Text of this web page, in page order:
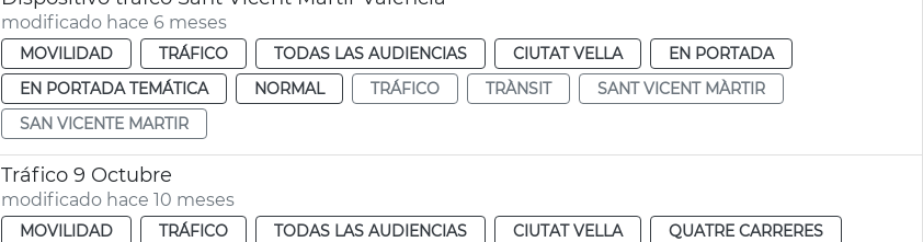
modificado hace 6 meses
MOVILIDAD TRÁFICO TODAS LAS AUDIENCIAS CIUTAT VELLA
EN PORTADA
EN PORTADA TEMÁTICA
NORMAL TRÁFICO TRÀNSIT
SANT VICENT MÀRTIR
SAN VICENTE MARTIR
Tráfico 9 Octubre
modificado hace 10 meses
MOVILIDAD TRÁFICO TODAS LAS AUDIENCIAS CIUTAT VELLA
QUATRE CARRERES